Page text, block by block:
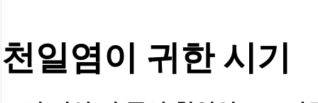
천일염이 귀한 시기